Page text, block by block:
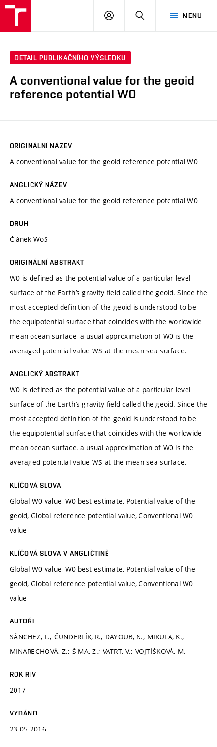
MENU
PŘIHLÁSIT
DETAIL PUBLIKAČNÍHO VÝSLEDKU
A conventional value for the geoid
reference potential W0
ORIGINÁLNÍ NÁZEV
A conventional value for the geoid reference potential W0
ANGLICKÝ NÁZEV
A conventional value for the geoid reference potential W0
DRUH
Článek WoS
ORIGINÁLNÍ ABSTRAKT
W0 is defined as the potential value of a particular level
surface of the Earth’s gravity field called the geoid. Since the
most accepted definition of the geoid is understood to be
the equipotential surface that coincides with the worldwide
mean ocean surface, a usual approximation of W0 is the
averaged potential value WS at the mean sea surface.
ANGLICKÝ ABSTRAKT
W0 is defined as the potential value of a particular level
surface of the Earth’s gravity field called the geoid. Since the
most accepted definition of the geoid is understood to be
the equipotential surface that coincides with the worldwide
mean ocean surface, a usual approximation of W0 is the
averaged potential value WS at the mean sea surface.
KLÍČOVÁ SLOVA
Global W0 value, W0 best estimate, Potential value of the
geoid, Global reference potential value, Conventional W0
value
KLÍČOVÁ SLOVA V ANGLIČTINĚ
Global W0 value, W0 best estimate, Potential value of the
geoid, Global reference potential value, Conventional W0
value
AUTOŘI
SÁNCHEZ, L.; ČUNDERLÍK, R.; DAYOUB, N.; MIKULA, K.;
MINARECHOVÁ, Z.; ŠÍMA, Z.; VATRT, V.; VOJTÍŠKOVÁ, M.
ROK RIV
2017
VYDÁNO
23.05.2016